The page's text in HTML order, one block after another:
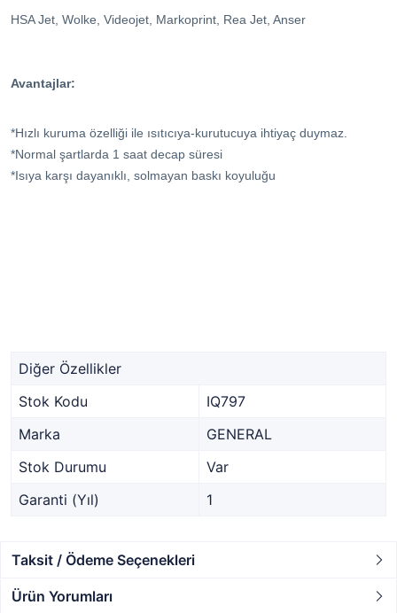
HSA Jet, Wolke, Videojet, Markoprint, Rea Jet, Anser
Avantajlar:
*Hızlı kuruma özelliği ile ısıtıcıya-kurutucuya ihtiyaç duymaz.
*Normal şartlarda 1 saat decap süresi
*Isıya karşı dayanıklı, solmayan baskı koyuluğu
Diğer Özellikler
Stok Kodu
IQ797
Marka
GENERAL
Stok Durumu
Var
Garanti (Yıl)
1
Taksit / Ödeme Seçenekleri
Ürün Yorumları